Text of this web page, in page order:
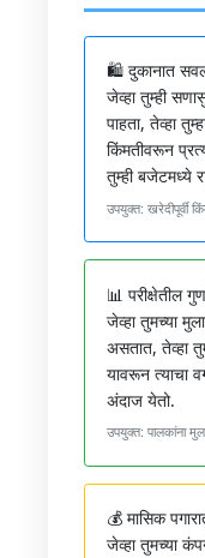
🛍️ दुकानात
जेव्हा तुम्ही
पाहता, तेव्हा
किंमतीवरून
तुम्ही बजेटमध्ये
उपयुक्त: खरेदीपूर्वी
📊 परीक्षेतील
जेव्हा तुमच्या
असतात, तेव्हा
यावरून त्याचा
अंदाज येतो.
उपयुक्त: पालकांना
💰 मासिक
जेव्हा तुमच्या